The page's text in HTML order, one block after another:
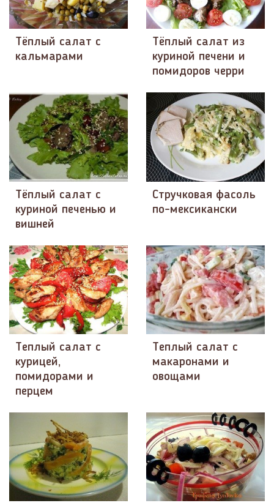
Тёплый салат с
кальмарами
Тёплый салат из
куриной печени и
помидоров черри
Тёплый салат с
куриной печенью и
вишней
Стручковая фасоль
по-мексикански
Теплый салат с
курицей,
помидорами и
перцем
Теплый салат с
макаронами и
овощами